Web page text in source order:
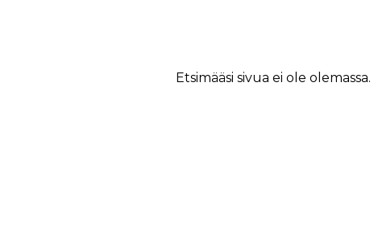
Etsimääsi sivua ei ole